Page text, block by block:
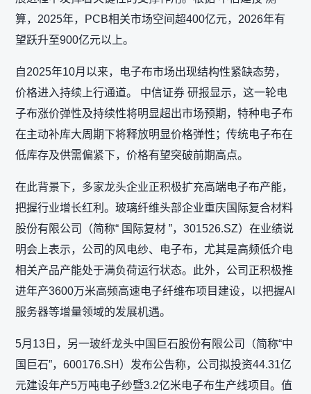
算，2025年，PCB相关市场空间超400亿元，2026年有
望跃升至900亿元以上。
自2025年10月以来，电子布市场出现结构性紧缺态势，
价格进入持续上行通道。 中信证券 研报显示，这一轮电
子布涨价弹性及持续性将明显超出市场预期，特种电子布
在主动补库大周期下将释放明显价格弹性；传统电子布在
低库存及供需偏紧下，价格有望突破前期高点。
在此背景下，多家龙头企业正积极扩充高端电子布产能，
把握行业增长红利。玻璃纤维头部企业重庆国际复合材料
股份有限公司（简称“ 国际复材 ”，301526.SZ）在业绩说
明会上表示，公司的风电纱、电子布，尤其是高频低介电
相关产品产能处于满负荷运行状态。此外，公司正积极推
进年产3600万米高频高速电子纤维布项目建设，以把握AI
服务器等增量领域的发展机遇。
5月13日，另一玻纤龙头中国巨石股份有限公司（简称“中
国巨石”，600176.SH）发布公告称，公司拟投资44.31亿
元建设年产5万吨电子纱暨3.2亿米电子布生产线项目。值